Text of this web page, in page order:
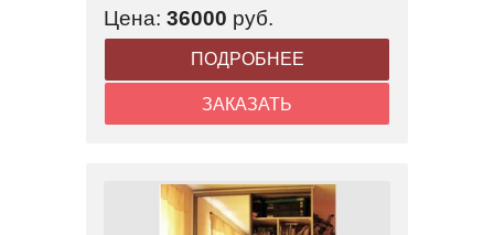
Цена: 36000 руб.
ПОДРОБНЕЕ
ЗАКАЗАТЬ